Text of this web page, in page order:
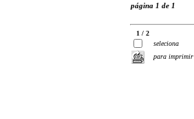
página 1 de 1
1 / 2
seleciona
para imprimir